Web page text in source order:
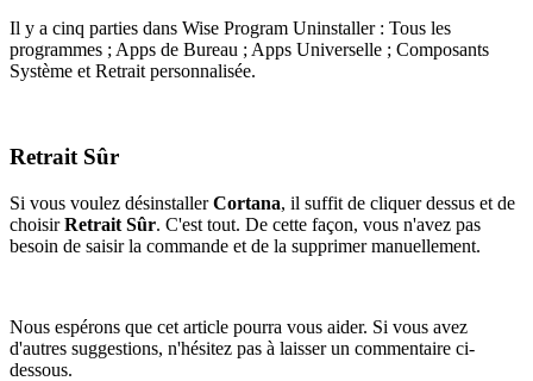
Il y a cinq parties dans Wise Program Uninstaller : Tous les
programmes ; Apps de Bureau ; Apps Universelle ; Composants
Système et Retrait personnalisée.
Retrait Sûr
Si vous voulez désinstallerCortana, il suffit de cliquer dessus et de
choisirRetrait Sûr. C'est tout. De cette façon, vous n'avez pas
besoin de saisir la commande et de la supprimer manuellement.
Nous espérons que cet article pourra vous aider. Si vous avez
d'autres suggestions, n'hésitez pas à laisser un commentaire ci-
dessous.